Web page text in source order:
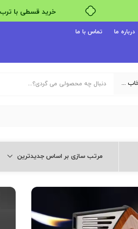
خرید قسطی با
درباره ما تماس با ما
یک دسته‌بندی انتخاب کنید
مرتب سازی بر اساس جدیدترین